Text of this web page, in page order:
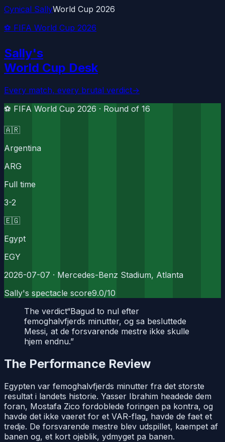
Cynical SallyWorld Cup 2026
⚽ FIFA World Cup 2026
Sally's
World Cup Desk
Every match, every brutal verdict→
⚽ FIFA World Cup 2026 · Round of 16
🇦🇷
Argentina
ARG
Full time
3-2
🇪🇬
Egypt
EGY
2026-07-07 · Mercedes-Benz Stadium, Atlanta
Sally's spectacle score9.0/10
The verdict“Bagud to nul efter
femoghalvfjerds minutter, og sa besluttede
Messi, at de forsvarende mestre ikke skulle
hjem endnu.”
The Performance Review
Egypten var femoghalvfjerds minutter fra det storste
resultat i landets historie. Yasser Ibrahim headede dem
foran, Mostafa Zico fordoblede foringen pa kontra, og
havde det ikke vaeret for et VAR-flag, havde de faet et
tredje. De forsvarende mestre blev udspillet, kaempet af
banen og, et kort ojeblik, ydmyget pa banen.